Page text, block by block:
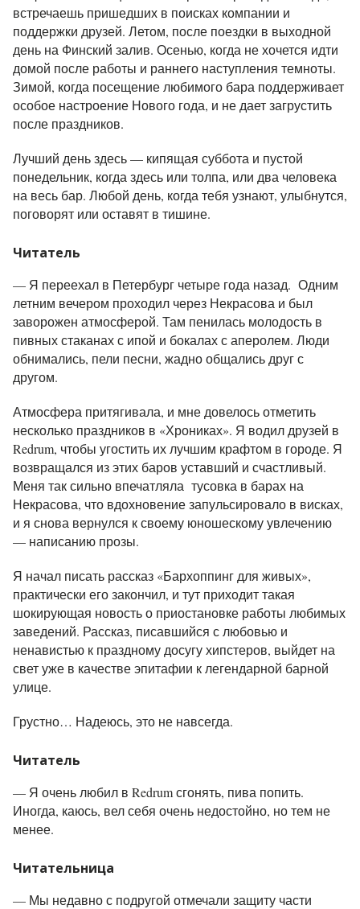
встречаешь пришедших в поисках компании и
поддержки друзей. Летом, после поездки в выходной
день на Финский залив. Осенью, когда не хочется идти
домой после работы и раннего наступления темноты.
Зимой, когда посещение любимого бара поддерживает
особое настроение Нового года, и не дает загрустить
после праздников.
Лучший день здесь — кипящая суббота и пустой
понедельник, когда здесь или толпа, или два человека
на весь бар. Любой день, когда тебя узнают, улыбнутся,
поговорят или оставят в тишине.
Читатель
— Я переехал в Петербург четыре года назад. Одним
летним вечером проходил через Некрасова и был
заворожен атмосферой. Там пенилась молодость в
пивных стаканах с ипой и бокалах с аперолем. Люди
обнимались, пели песни, жадно общались друг с
другом.
Атмосфера притягивала, и мне довелось отметить
несколько праздников в «Хрониках». Я водил друзей в
Redrum, чтобы угостить их лучшим крафтом в городе. Я
возвращался из этих баров уставший и счастливый.
Меня так сильно впечатляла тусовка в барах на
Некрасова, что вдохновение запульсировало в висках,
и я снова вернулся к своему юношескому увлечению
— написанию прозы.
Я начал писать рассказ «Бархоппинг для живых»,
практически его закончил, и тут приходит такая
шокирующая новость о приостановке работы любимых
заведений. Рассказ, писавшийся с любовью и
ненавистью к праздному досугу хипстеров, выйдет на
свет уже в качестве эпитафии к легендарной барной
улице.
Грустно… Надеюсь, это не навсегда.
Читатель
— Я очень любил в Redrum сгонять, пива попить.
Иногда, каюсь, вел себя очень недостойно, но тем не
менее.
Читательница
— Мы недавно с подругой отмечали защиту части